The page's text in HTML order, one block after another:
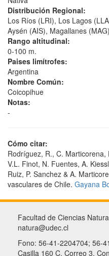
Distribución Regional:
Los Ríos (LRI), Los Lagos
Aysén (AIS), Magallanes (MAG)
Rango altitudinal:
0-100 m.
Paises limítrofes:
Argentina
Nombre Común:
Coicopihue
Notas:
-
Cómo citar:
Rodríguez, R., C.
V.L. Finot, N. Fuentes, A.
Ruiz, P. Sanchez & A.
vasculares de Chile. Gayana
Facultad de Ciencias
natura@udec.cl
Fono: 56-41-2204704; 56-
Casilla 160 C, Correo 3,